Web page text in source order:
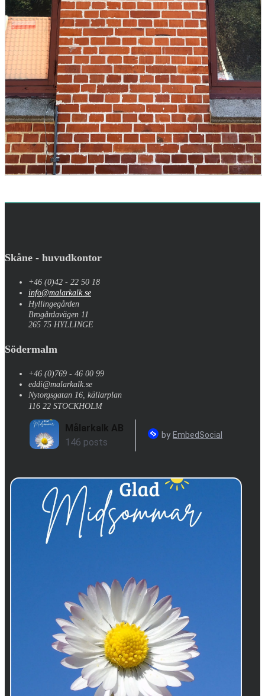
Skåne - huvudkontor
+46 (0)42 - 22 50 18
info@malarkalk.se
Hyllingegården
Brogårdavägen 11
265 75 HYLLINGE
Södermalm
+46 (0)769 - 46 00 99
eddi@malarkalk.se
Nytorgsgatan 16, källarplan
116 22 STOCKHOLM